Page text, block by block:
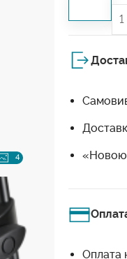
4 «Новою
Оплата